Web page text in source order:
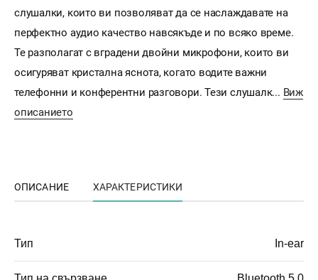
слушалки, които ви позволяват да се наслаждавате на
перфектно аудио качество навсякъде и по всяко време.
Те разполагат с вградени двойни микрофони, които ви
осигуряват кристална яснота, когато водите важни
телефонни и конферентни разговори. Тези слушалк... Виж
описанието
ОПИСАНИЕ ХАРАКТЕРИСТИКИ
Тип In-ear